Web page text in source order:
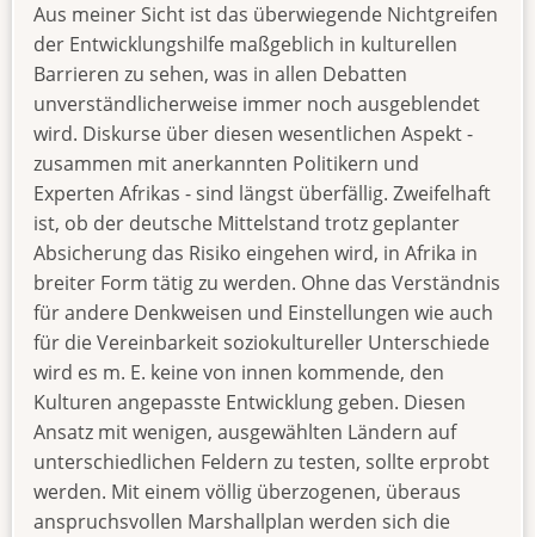
Aus meiner Sicht ist das überwiegende Nichtgreifen
der Entwicklungshilfe maßgeblich in kulturellen
Barrieren zu sehen, was in allen Debatten
unverständlicherweise immer noch ausgeblendet
wird. Diskurse über diesen wesentlichen Aspekt -
zusammen mit anerkannten Politikern und
Experten Afrikas - sind längst überfällig. Zweifelhaft
ist, ob der deutsche Mittelstand trotz geplanter
Absicherung das Risiko eingehen wird, in Afrika in
breiter Form tätig zu werden. Ohne das Verständnis
für andere Denkweisen und Einstellungen wie auch
für die Vereinbarkeit soziokultureller Unterschiede
wird es m. E. keine von innen kommende, den
Kulturen angepasste Entwicklung geben. Diesen
Ansatz mit wenigen, ausgewählten Ländern auf
unterschiedlichen Feldern zu testen, sollte erprobt
werden. Mit einem völlig überzogenen, überaus
anspruchsvollen Marshallplan werden sich die